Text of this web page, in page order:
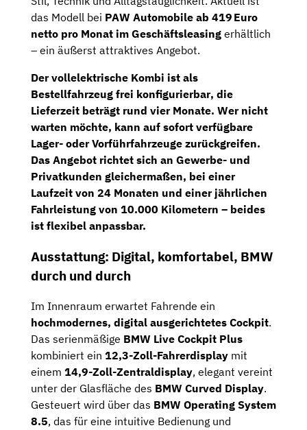
das Modell bei PAW Automobile ab 419 Euro
netto pro Monat im Geschäftsleasing erhältlich
– ein äußerst attraktives Angebot.
Der vollelektrische Kombi ist als
Bestellfahrzeug frei konfigurierbar, die
Lieferzeit beträgt rund vier Monate. Wer nicht
warten möchte, kann auf sofort verfügbare
Lager- oder Vorführfahrzeuge zurückgreifen.
Das Angebot richtet sich an Gewerbe- und
Privatkunden gleichermaßen, bei einer
Laufzeit von 24 Monaten und einer jährlichen
Fahrleistung von 10.000 Kilometern – beides
ist flexibel anpassbar.
Ausstattung: Digital, komfortabel, BMW
durch und durch
Im Innenraum erwartet Fahrende ein
hochmodernes, digital ausgerichtetes Cockpit.
Das serienmäßige BMW Live Cockpit Plus
kombiniert ein 12,3-Zoll-Fahrerdisplay mit
einem 14,9-Zoll-Zentraldisplay, elegant vereint
unter der Glasfläche des BMW Curved Display.
Gesteuert wird über das BMW Operating System
8.5, das für eine intuitive Bedienung und